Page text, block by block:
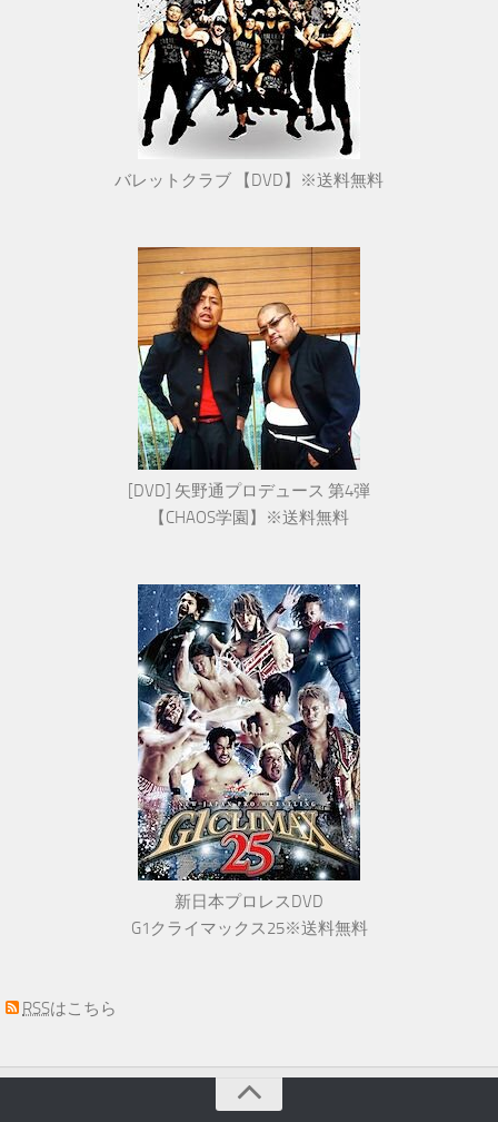
バレットクラブ 【DVD】※送料無料
[DVD] 矢野通プロデュース 第4弾
【CHAOS学園】※送料無料
新日本プロレスDVD
G1クライマックス25※送料無料
RSSはこちら